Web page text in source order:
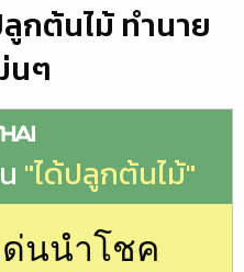
กต้นไม้ ทำนาย
นๆ
"ได้ปลูกต้นไม้"
ด่นนำโชค